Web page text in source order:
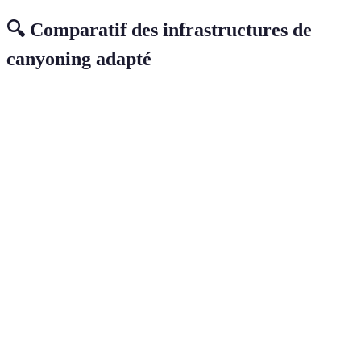
🔍 Comparatif des infrastructures de
canyoning adapté